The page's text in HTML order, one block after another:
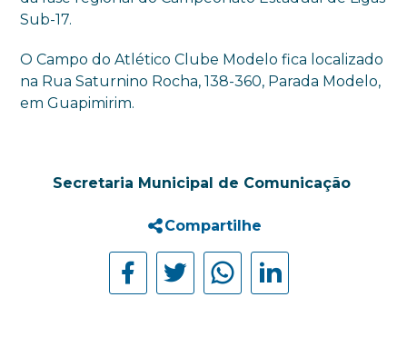
Sub-17.
O Campo do Atlético Clube Modelo fica localizado
na Rua Saturnino Rocha, 138-360, Parada Modelo,
em Guapimirim.
Secretaria Municipal de Comunicação
Compartilhe